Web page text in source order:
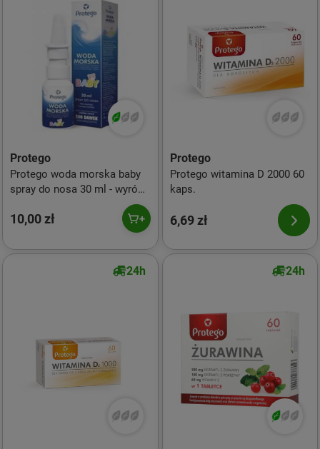
Protego
Protego woda morska baby
spray do nosa 30 ml - wyrób
10,00 zł
Protego
Protego witamina D 2000 60
kaps.
6,69 zł
24h 24h